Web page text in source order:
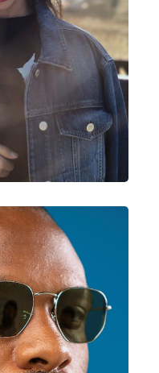
130 mm
140 mm
19 mm
105 g
Áno
Áno
Pánske
Slnečné okuliare
Ray-Ban
Móda
RB3588 90548G 55